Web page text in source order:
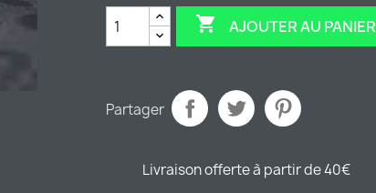
 AJOUTER AU PANIER
Partager
Livraison offerte à partir de 40€